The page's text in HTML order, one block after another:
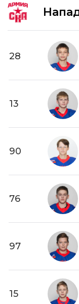
28
13
90
76
97
15